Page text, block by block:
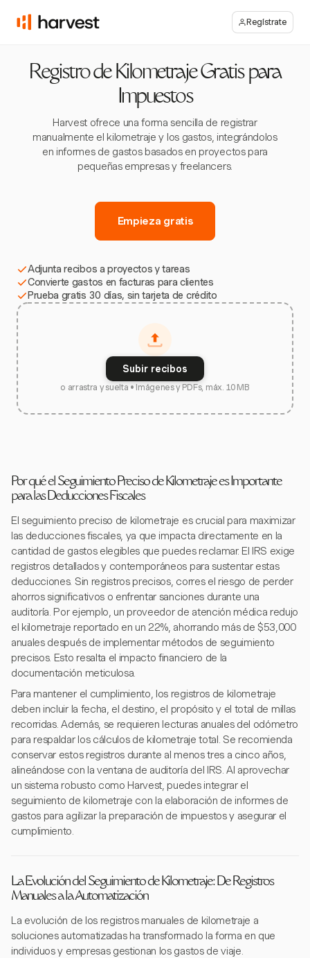
Regístrate
Registro de Kilometraje Gratis para
Impuestos
Harvest ofrece una forma sencilla de registrar
manualmente el kilometraje y los gastos, integrándolos
en informes de gastos basados en proyectos para
pequeñas empresas y freelancers.
Empieza gratis
Adjunta recibos a proyectos y tareas
Convierte gastos en facturas para clientes
Prueba gratis 30 días, sin tarjeta de crédito
Subir recibos
o arrastra y suelta • Imágenes y PDFs, máx. 10 MB
Por qué el Seguimiento Preciso de Kilometraje es Importante
para las Deducciones Fiscales
El seguimiento preciso de kilometraje es crucial para maximizar
las deducciones fiscales, ya que impacta directamente en la
cantidad de gastos elegibles que puedes reclamar. El IRS exige
registros detallados y contemporáneos para sustentar estas
deducciones. Sin registros precisos, corres el riesgo de perder
ahorros significativos o enfrentar sanciones durante una
auditoría. Por ejemplo, un proveedor de atención médica redujo
el kilometraje reportado en un 22%, ahorrando más de $53,000
anuales después de implementar métodos de seguimiento
precisos. Esto resalta el impacto financiero de la
documentación meticulosa.
Para mantener el cumplimiento, los registros de kilometraje
deben incluir la fecha, el destino, el propósito y el total de millas
recorridas. Además, se requieren lecturas anuales del odómetro
para respaldar los cálculos de kilometraje total. Se recomienda
conservar estos registros durante al menos tres a cinco años,
alineándose con la ventana de auditoría del IRS. Al aprovechar
un sistema robusto como Harvest, puedes integrar el
seguimiento de kilometraje con la elaboración de informes de
gastos para agilizar la preparación de impuestos y asegurar el
cumplimiento.
La Evolución del Seguimiento de Kilometraje: De Registros
Manuales a la Automatización
La evolución de los registros manuales de kilometraje a
soluciones automatizadas ha transformado la forma en que
individuos y empresas gestionan los gastos de viaje.